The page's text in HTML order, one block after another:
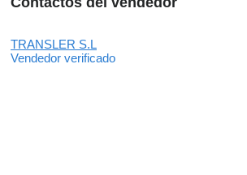
TRANSLER S.L
Vendedor verificado